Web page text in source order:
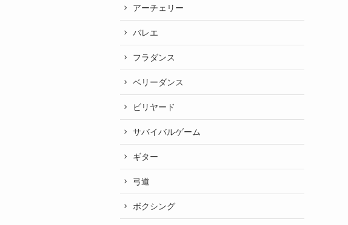
アーチェリー
バレエ
フラダンス
ベリーダンス
ビリヤード
サバイバルゲーム
ギター
弓道
ボクシング